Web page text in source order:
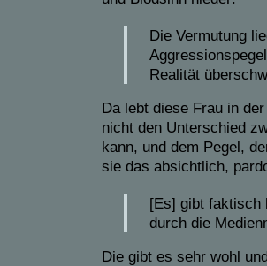
Die Vermutung
Realität
Da lebt diese Frau in
nicht den Unterschied
kann, und dem Pegel,
sie das absichtlich,
[Es] gibt faktisch
durch die
Die gibt es sehr wohl